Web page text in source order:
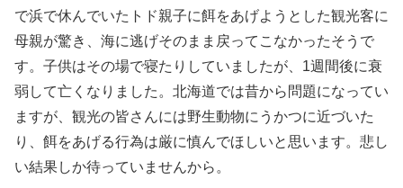
で浜で休んでいたトド親子に餌をあげようとした観光客に
母親が驚き、海に逃げそのまま戻ってこなかったそうで
す。子供はその場で寝たりしていましたが、1週間後に衰
弱して亡くなりました。北海道では昔から問題になってい
ますが、観光の皆さんには野生動物にうかつに近づいた
り、餌をあげる行為は厳に慎んでほしいと思います。悲し
い結果しか待っていませんから。